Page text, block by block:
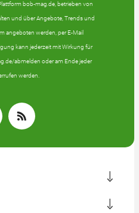
bob-mag.de, betrieben von
und über Angebote, Trends und
angeboten werden, per E-Mail
kann jederzeit mit Wirkung für
abmelden oder am Ende jeder
werden.